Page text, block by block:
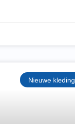
Nieuwe kleding